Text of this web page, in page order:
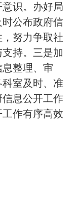
识。办好局
公布政府信
努力争取社
持。三是加
整理、审
室及时、准
息公开工作
作有序高效